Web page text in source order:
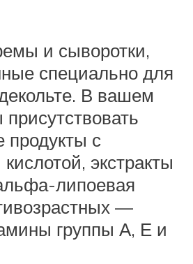
и сыворотки,
специально для
В вашем
с
экстракты
липоевая
—
группы А, Е и